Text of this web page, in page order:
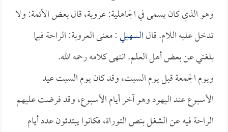
وهو الذي كان يسمى في الجاهلية: عروبة، قال بعض الأئمة: ولا
تدخل عليه اللام. قالالسهيلي: معنى العروبة: الراحة فيما
بلغني عن بعض أهل العلم. انتهى كلامه رحمه الله.
ويوم الجمعة قبل يوم السبت، وقد كان يوم السبت عيد
الأسبوع عند اليهود وهو آخر أيام الأسبوع، وقد فرضت عليهم
الراحة فيه عن الشغل بنص التوراة، فكانوا يبتدئون عدد أيام